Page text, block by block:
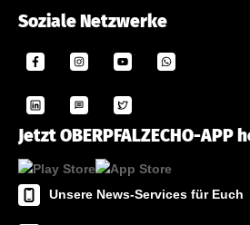
Soziale Netzwerke
Jetzt OBERPFALZECHO-
Unsere News-Services für Euch